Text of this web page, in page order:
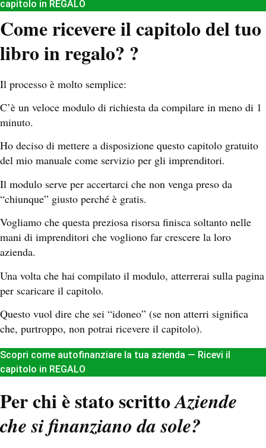
capitolo in REGALO
Come ricevere il capitolo del tuo
libro in regalo? ?
Il processo è molto semplice:
C’è un veloce modulo di richiesta da compilare in meno di 1
minuto.
Ho deciso di mettere a disposizione questo capitolo gratuito
del mio manuale come servizio per gli imprenditori.
Il modulo serve per accertarci che non venga preso da
“chiunque” giusto perché è gratis.
Vogliamo che questa preziosa risorsa finisca soltanto nelle
mani di imprenditori che vogliono far crescere la loro
azienda.
Una volta che hai compilato il modulo, atterrerai sulla pagina
per scaricare il capitolo.
Questo vuol dire che sei “idoneo” (se non atterri significa
che, purtroppo, non potrai ricevere il capitolo).
Scopri come autofinanziare la tua azienda — Ricevi il
capitolo in REGALO
Per chi è stato scrittoAziende
che si finanziano da sole?